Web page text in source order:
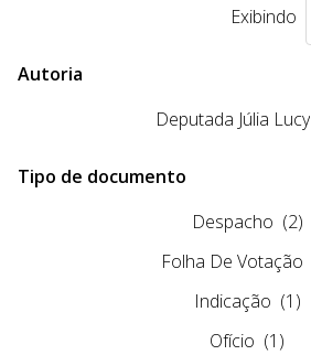
Exibindo
Autoria
Deputada Júlia Lucy
Tipo de documento
Despacho (2)
Folha De Votação
Indicação (1)
Ofício (1)